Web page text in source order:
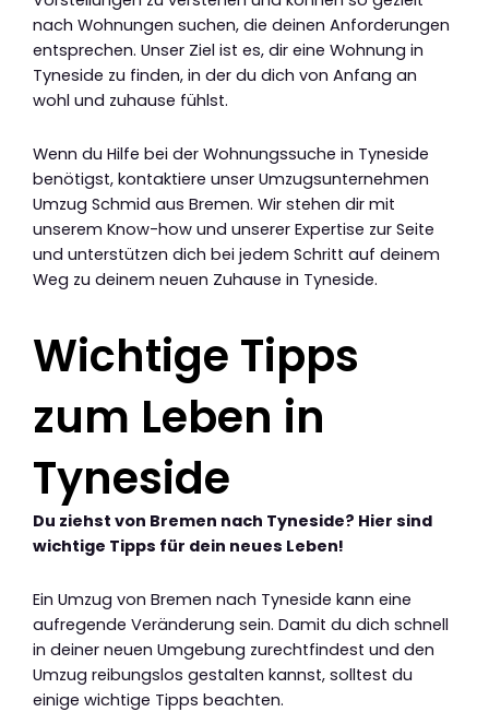
nach Wohnungen suchen, die deinen Anforderungen
entsprechen. Unser Ziel ist es, dir eine Wohnung in
Tyneside zu finden, in der du dich von Anfang an
wohl und zuhause fühlst.
Wenn du Hilfe bei der Wohnungssuche in Tyneside
benötigst, kontaktiere unser Umzugsunternehmen
Umzug Schmid aus Bremen. Wir stehen dir mit
unserem Know-how und unserer Expertise zur Seite
und unterstützen dich bei jedem Schritt auf deinem
Weg zu deinem neuen Zuhause in Tyneside.
Wichtige Tipps
zum Leben in
Tyneside
Du ziehst von Bremen nach Tyneside? Hier sind
wichtige Tipps für dein neues Leben!
Ein Umzug von Bremen nach Tyneside kann eine
aufregende Veränderung sein. Damit du dich schnell
in deiner neuen Umgebung zurechtfindest und den
Umzug reibungslos gestalten kannst, solltest du
einige wichtige Tipps beachten.